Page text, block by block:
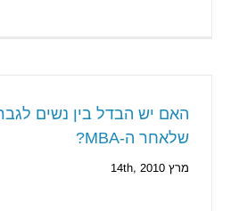
האם יש הבדל בין נשים
שלאחר ה-MBA?
מרץ 14th, 2010